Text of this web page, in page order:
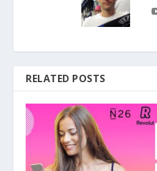
RELATED POSTS